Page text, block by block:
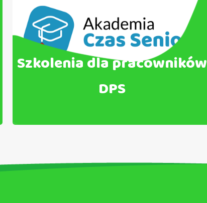
Szkolenia dla pracowników
DPS